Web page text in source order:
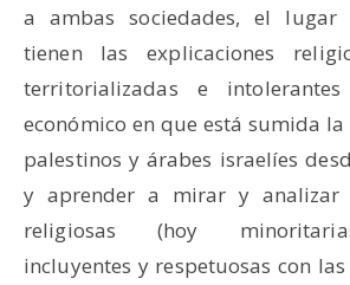
a ambas sociedades, el lugar
tienen las explicaciones
territorializadas e
económico en que está sumida
palestinos y árabes israelíes
y aprender a mirar y analizar
religiosas (hoy
incluyentes y respetuosas con